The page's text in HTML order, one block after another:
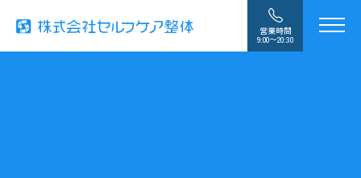
営業時間
9:00〜20:30